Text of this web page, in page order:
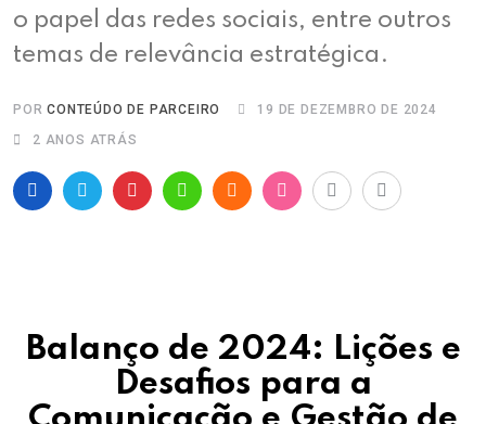
o papel das redes sociais, entre outros
temas de relevância estratégica.
PORCONTEÚDO DE PARCEIRO
19 DE DEZEMBRO DE 2024
2 ANOS ATRÁS
Balanço de 2024: Lições e
Desafios para a